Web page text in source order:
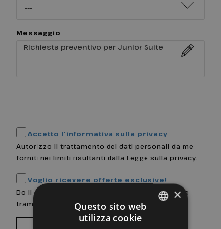
Messaggio
Accetto l'informativa sulla privacy
Autorizzo il trattamento dei dati personali da me
forniti nei limiti risultanti dalla Legge sulla privacy.
Voglio ricevere offerte esclusive!
Do il consenso a ricevere materiale informativo
tramite newsletter.
×
Questo sito web
utilizza cookie